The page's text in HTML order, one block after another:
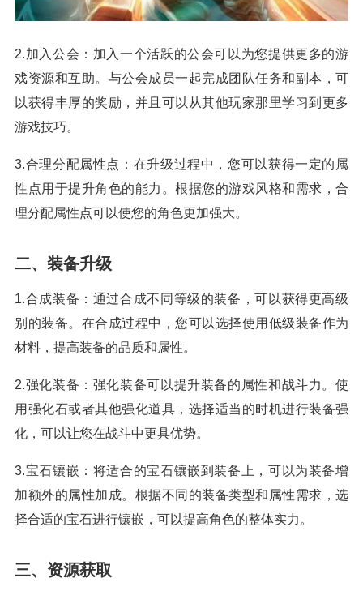
2.加入公会：加入一个活跃的公会可以为您提供更多的游
戏资源和互助。与公会成员一起完成团队任务和副本，可
以获得丰厚的奖励，并且可以从其他玩家那里学习到更多
游戏技巧。
3.合理分配属性点：在升级过程中，您可以获得一定的属
性点用于提升角色的能力。根据您的游戏风格和需求，合
理分配属性点可以使您的角色更加强大。
二、装备升级
1.合成装备：通过合成不同等级的装备，可以获得更高级
别的装备。在合成过程中，您可以选择使用低级装备作为
材料，提高装备的品质和属性。
2.强化装备：强化装备可以提升装备的属性和战斗力。使
用强化石或者其他强化道具，选择适当的时机进行装备强
化，可以让您在战斗中更具优势。
3.宝石镶嵌：将适合的宝石镶嵌到装备上，可以为装备增
加额外的属性加成。根据不同的装备类型和属性需求，选
择合适的宝石进行镶嵌，可以提高角色的整体实力。
三、资源获取